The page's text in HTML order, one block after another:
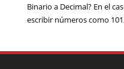
Binario a Decimal? En el
escribir números como